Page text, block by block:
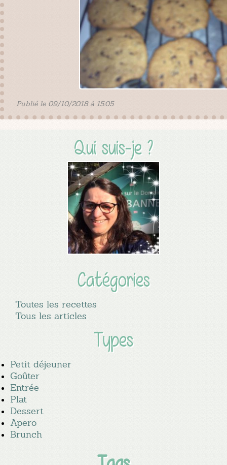
Qui suis-je ?
Catégories
Toutes les recettes
Tous les articles
Types
Petit déjeuner
Goûter
Entrée
Plat
Dessert
Apero
Brunch
Publié le 09/10/2018 à 15:05